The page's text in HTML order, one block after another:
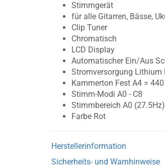
Stimmgerät
für alle Gitarren, Bässe,
Clip Tuner
Chromatisch
LCD Display
Automatischer Ein/Aus
Stromversorgung Lithium
Kammerton Fest A4 =
Stimm-Modi A0 - C8
Stimmbereich A0
Farbe Rot
Herstellerinformation
Sicherheits- und Warnhinweise